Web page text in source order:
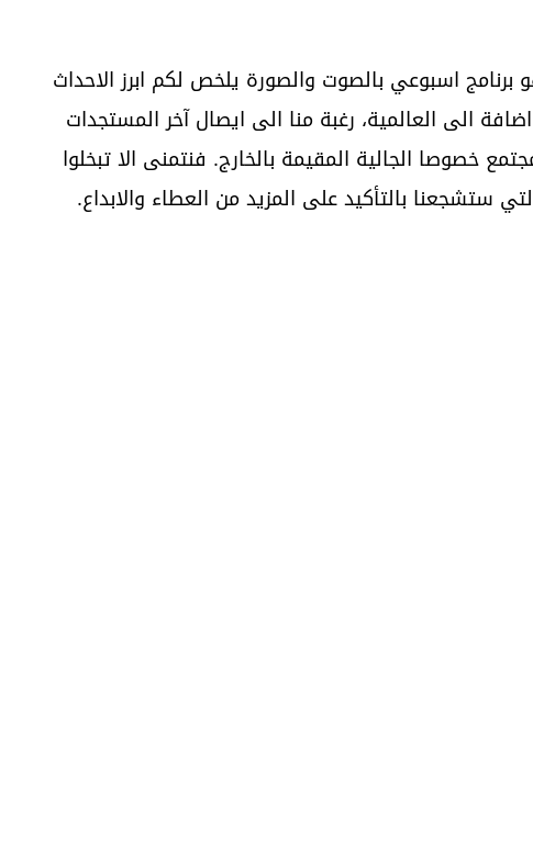
برنامج اسبوعي بالصوت والصورة يلخص لكم ابرز الاحداث
الى العالمية، رغبة منا الى ايصال آخر المستجدات
خصوصا الجالية المقيمة بالخارج. فنتمنى الا تبخلوا
ستشجعنا بالتأكيد على المزيد من العطاء والابداع.